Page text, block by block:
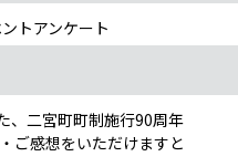
トアンケート
、二宮町町制施行90周年
ご感想をいただけますと